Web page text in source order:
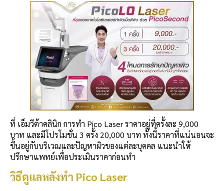
ที่ เอ็มวีต้าคลินิก การทำ Pico Laser ราคาอยู่ที่ครั้งละ 9,000
บาท และมีโปรโมชั่น 3 ครั้ง 20,000 บาท ทั้งนี้ราคาที่แน่นอนจะ
ขึ้นอยู่กับบริเวณและปัญหาผิวของแต่ละบุคคล แนะนำให้
ปรึกษาแพทย์เพื่อประเมินราคาก่อนทำ
วิธีดูแลหลังทำ Pico Laser